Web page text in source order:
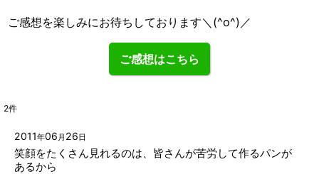
ご感想を楽しみにお待ちしております＼(^o^)／
ご感想はこちら
2件
2011年06 月 26日
笑顔をたくさん見れるのは、皆さんが苦労して作るパンが
あるから